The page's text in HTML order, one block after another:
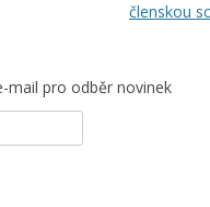
členskou
mail pro odběr novinek